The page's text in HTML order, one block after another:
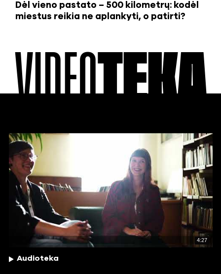
Dėl vieno pastato – 500 kilometrų: kodėl
miestus reikia ne aplankyti, o patirti?
VIDEOTEKA
4:27
Audioteka